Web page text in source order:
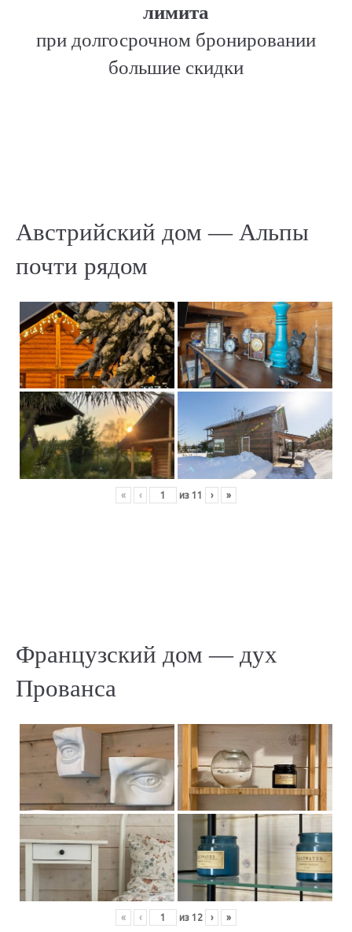
лимита
при долгосрочном бронировании
большие скидки
Австрийский дом — Альпы
почти рядом
« ‹ из 11 › »
Французский дом — дух
Прованса
« ‹ из 12 › »